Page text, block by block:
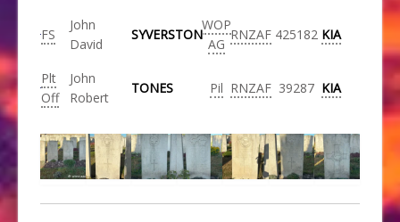
FS
John
David
SYVERSTON
WOP
AG
RNZAF 425182 KIA
Plt
Off
John
Robert
TONES Pil RNZAF 39287 KIA